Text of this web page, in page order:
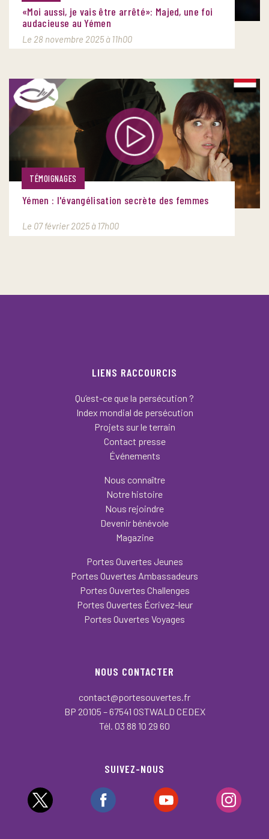
«Moi aussi, je vais être arrêté»: Majed, une foi
audacieuse au Yémen
Le 28 novembre 2025 à 11h00
TÉMOIGNAGES
Yémen : l'évangélisation secrète des femmes
Le 07 février 2025 à 17h00
LIENS RACCOURCIS
Qu’est-ce que la persécution ?
Index mondial de persécution
Projets sur le terrain
Contact presse
Événements
Nous connaître
Notre histoire
Nous rejoindre
Devenir bénévole
Magazine
Portes Ouvertes Jeunes
Portes Ouvertes Ambassadeurs
Portes Ouvertes Challenges
Portes Ouvertes Écrivez-leur
Portes Ouvertes Voyages
NOUS CONTACTER
contact@portesouvertes.fr
BP 20105 – 67541 OSTWALD CEDEX
Tél. 03 88 10 29 60
SUIVEZ-NOUS